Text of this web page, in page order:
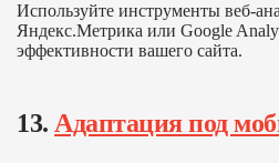
Используйте инструменты веб-
Яндекс.Метрика или Google
эффективности вашего сайта.
13. Адаптация под